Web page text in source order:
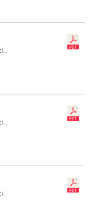
Commission Calendriers Compétitions Homologation
Commission Calendriers Compétitions Homologation
Commission Calendriers Compétitions Homologation